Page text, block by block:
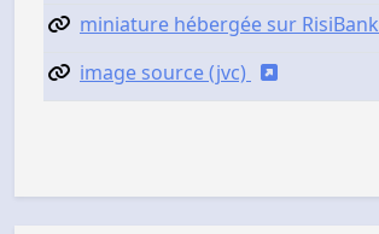
miniature hébergée sur RisiBank
image source (jvc)